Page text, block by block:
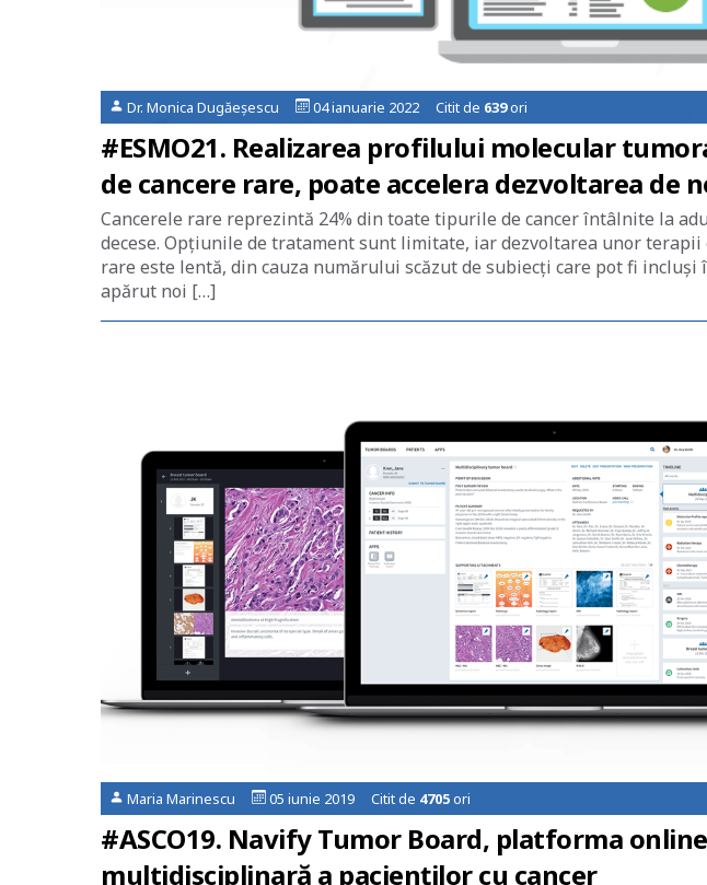
Dr. Monica Dugăeșescu 04 ianuarie 2022 Citit de 639ori
#ESMO21. Realizarea profilului molecular
de cancere rare, poate accelera dezvoltarea de
Cancerele rare reprezintă 24% din toate tipurile de cancer întâlnite la
decese. Opţiunile de tratament sunt limitate, iar dezvoltarea unor
rare este lentă, din cauza numărului scăzut de subiecţi care pot fi
apărut noi […]
Maria Marinescu 05 iunie 2019 Citit de 4705ori
#ASCO19. Navify Tumor Board, platforma
multidisciplinară a pacienților cu cancer